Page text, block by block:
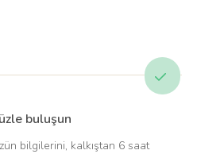
buluşun
bilgilerini, kalkıştan 6 saat